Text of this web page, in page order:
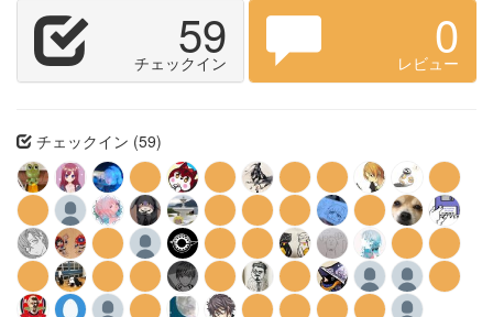
59
チェックイン 0
レビュー
チェックイン (59)